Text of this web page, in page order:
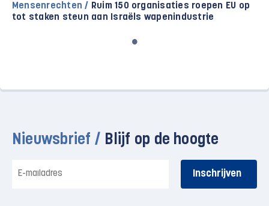
Mensenrechten / Ruim 150 organisaties roepen EU op
tot staken steun aan Israëls wapenindustrie
Nieuwsbrief / Blijf op de hoogte
mailadres